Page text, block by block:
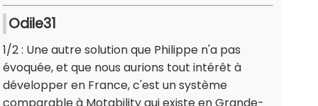
Odile31
1/2 : Une autre solution que Philippe n'a pas
évoquée, et que nous aurions tout intérêt à
développer en France, c'est un système